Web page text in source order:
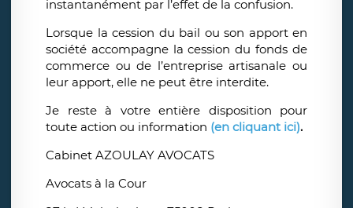
instantanément par l’effet de la confusion.
Lorsque la cession du bail ou son apport en
société accompagne la cession du fonds de
commerce ou de l’entreprise artisanale ou
leur apport, elle ne peut être interdite.
Je reste à votre entière disposition pour
toute action ou information (en cliquant ici).
Cabinet AZOULAY AVOCATS
Avocats à la Cour